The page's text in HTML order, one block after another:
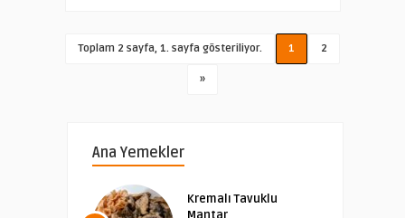
Toplam 2 sayfa, 1. sayfa gösteriliyor. 1 2
»
Ana Yemekler
Kremalı Tavuklu